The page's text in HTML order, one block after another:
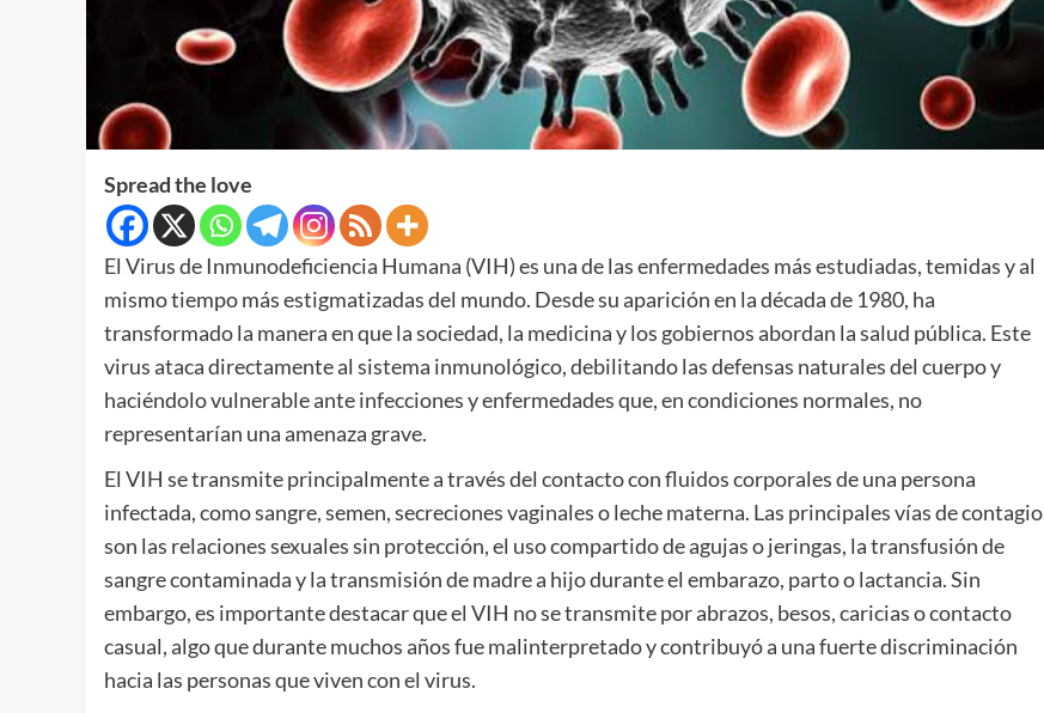
Spread the love
El Virus de Inmunodeficiencia Humana (VIH) es una de las enfermedades más estudiadas, temidas y al
mismo tiempo más estigmatizadas del mundo. Desde su aparición en la década de 1980, ha
transformado la manera en que la sociedad, la medicina y los gobiernos abordan la salud pública. Este
virus ataca directamente al sistema inmunológico, debilitando las defensas naturales del cuerpo y
haciéndolo vulnerable ante infecciones y enfermedades que, en condiciones normales, no
representarían una amenaza grave.
El VIH se transmite principalmente a través del contacto con fluidos corporales de una persona
infectada, como sangre, semen, secreciones vaginales o leche materna. Las principales vías de contagio
son las relaciones sexuales sin protección, el uso compartido de agujas o jeringas, la transfusión de
sangre contaminada y la transmisión de madre a hijo durante el embarazo, parto o lactancia. Sin
embargo, es importante destacar que el VIH no se transmite por abrazos, besos, caricias o contacto
casual, algo que durante muchos años fue malinterpretado y contribuyó a una fuerte discriminación
hacia las personas que viven con el virus.